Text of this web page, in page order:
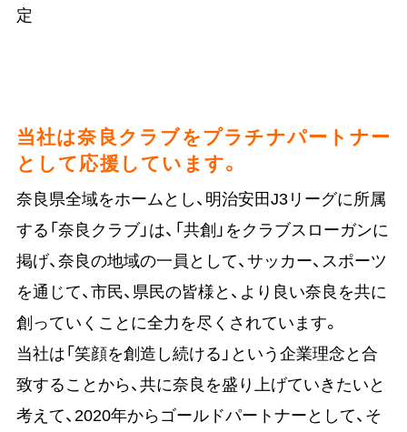
定
当社は奈良クラブをプラチナパートナー
として応援しています。
奈良県全域をホームとし、明治安田J3リーグに所属
する「奈良クラブ」は、「共創」をクラブスローガンに
掲げ、奈良の地域の一員として、サッカー、スポーツ
を通じて、市民、県民の皆様と、より良い奈良を共に
創っていくことに全力を尽くされています。
当社は「笑顔を創造し続ける」という企業理念と合
致することから、共に奈良を盛り上げていきたいと
考えて、2020年からゴールドパートナーとして、そ